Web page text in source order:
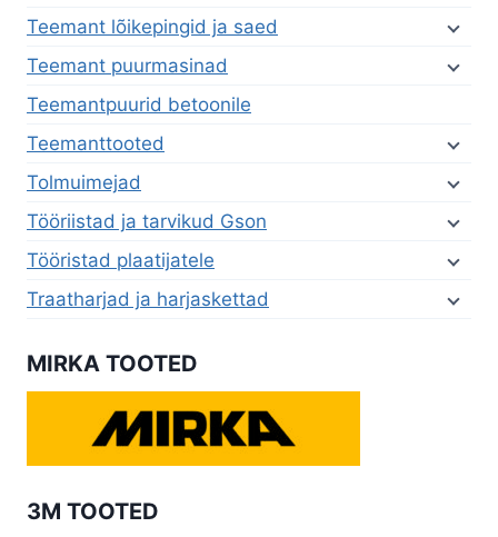
Teemant lõikepingid ja saed
Teemant puurmasinad
Teemantpuurid betoonile
Teemanttooted
Tolmuimejad
Tööriistad ja tarvikud Gson
Tööristad plaatijatele
Traatharjad ja harjaskettad
MIRKA TOOTED
3M TOOTED